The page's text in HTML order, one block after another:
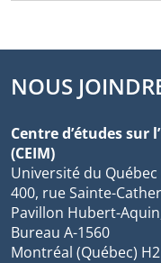
NOUS
Centre d’études
(CEIM)
Université du
400, rue Sainte-
Pavillon Hubert-
Bureau A-1560
Montréal (Québec)